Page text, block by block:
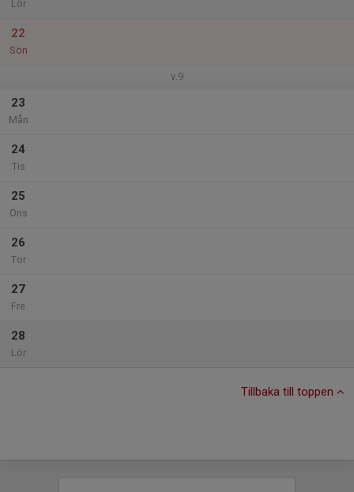
Lör
22
Sön
v.9
23
Mån
24
Tis
25
Ons
26
Tor
27
Fre
28
Lör
Tillbaka till toppen